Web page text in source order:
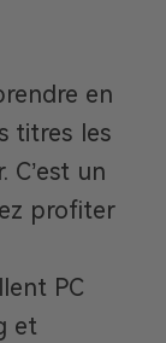
en
titres les
C’est un
profiter
PC
et